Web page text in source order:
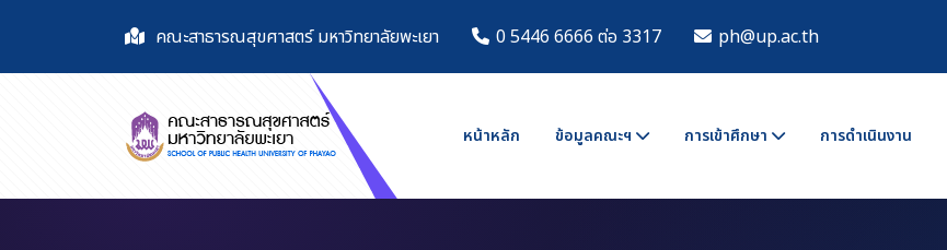
คณะสาธารณสุขศาสตร์ มหาวิทยาลัยพะเยา 0 5446 6666 ต่อ 3317 ph@up.ac.th
หน้าหลัก ข้อมูลคณะฯ การเข้าศึกษา การดำเนินงาน